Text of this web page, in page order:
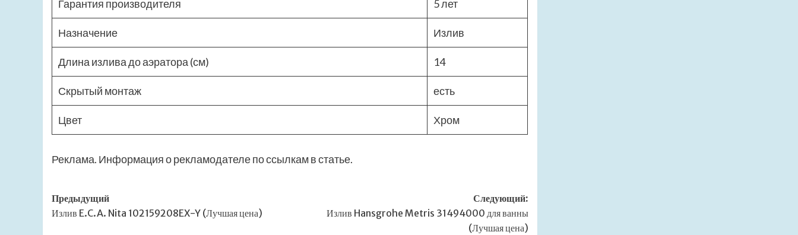
Гарантия производителя 5 лет
Назначение Излив
Длина излива до аэратора (см) 14
Скрытый монтаж есть
Цвет Хром
Реклама. Информация о рекламодателе по ссылкам в статье.
Навигация
записи
Предыдущий
Излив E.C.A. Nita 102159208EX-Y (Лучшая цена)
Следующий:
Излив Hansgrohe Metris 31494000 для ванны
(Лучшая цена)